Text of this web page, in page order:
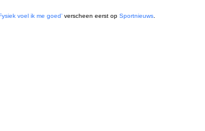
voel ik me goed’ verscheen eerst opSportnieuws.